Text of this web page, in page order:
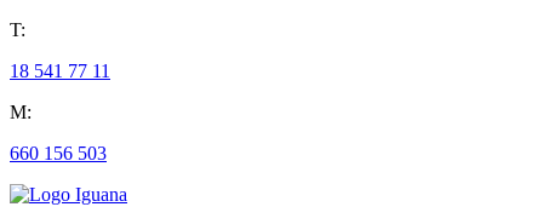
T:
18 541 77 11
M:
660 156 503